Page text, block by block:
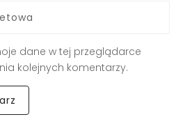
dane w tej przeglądarce
kolejnych komentarzy.